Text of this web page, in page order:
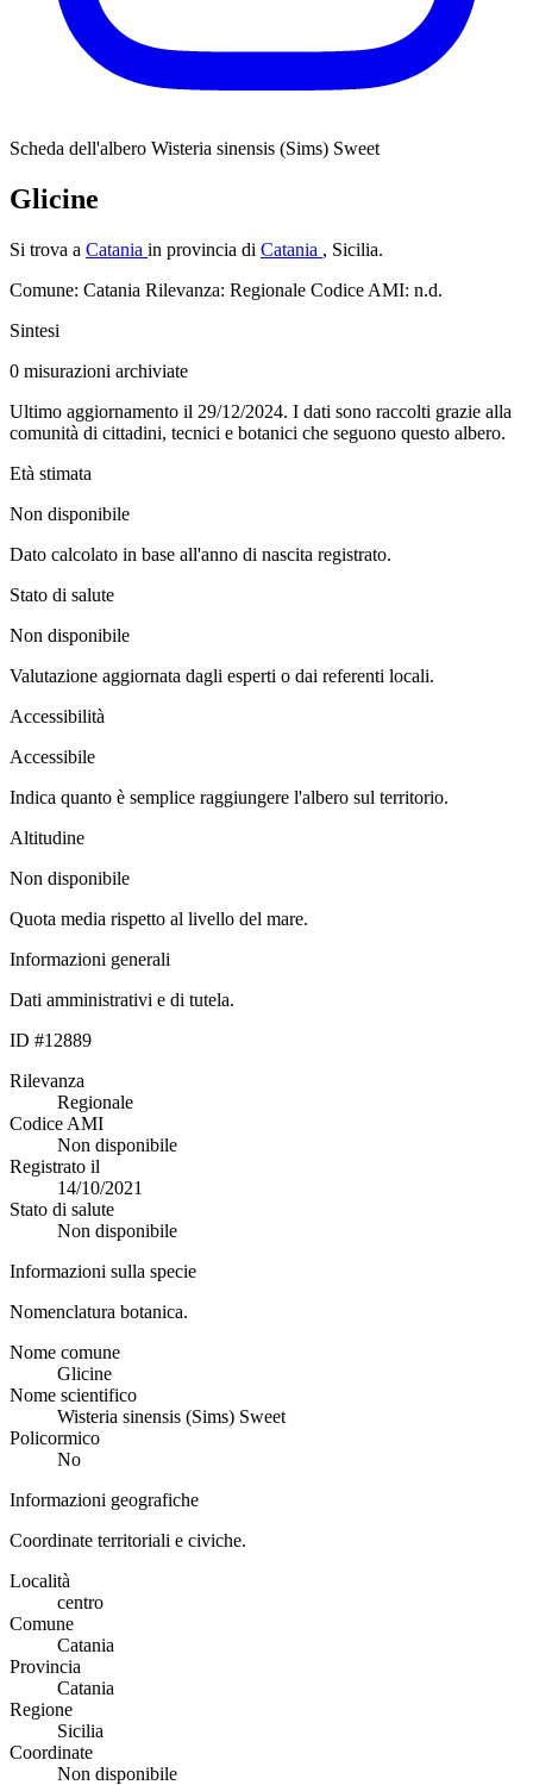
Scheda dell'albero Wisteria sinensis (Sims) Sweet
Glicine
Si trova a Catania in provincia di Catania , Sicilia.
Comune: Catania Rilevanza: Regionale Codice AMI: n.d.
Sintesi
0 misurazioni archiviate
Ultimo aggiornamento il 29/12/2024. I dati sono raccolti grazie alla
comunità di cittadini, tecnici e botanici che seguono questo albero.
Età stimata
Non disponibile
Dato calcolato in base all'anno di nascita registrato.
Stato di salute
Non disponibile
Valutazione aggiornata dagli esperti o dai referenti locali.
Accessibilità
Accessibile
Indica quanto è semplice raggiungere l'albero sul territorio.
Altitudine
Non disponibile
Quota media rispetto al livello del mare.
Informazioni generali
Dati amministrativi e di tutela.
ID #12889
Rilevanza
Regionale
Codice AMI
Non disponibile
Registrato il
14/10/2021
Stato di salute
Non disponibile
Informazioni sulla specie
Nomenclatura botanica.
Nome comune
Glicine
Nome scientifico
Wisteria sinensis (Sims) Sweet
Policormico
No
Informazioni geografiche
Coordinate territoriali e civiche.
Località
centro
Comune
Catania
Provincia
Catania
Regione
Sicilia
Coordinate
Non disponibile